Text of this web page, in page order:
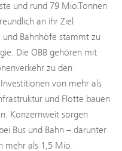
und rund 79 Mio.Tonnen
an ihr Ziel
Bahnhöfe stammt zu
Die ÖBB gehören mit
zu den
von mehr als
und Flotte bauen
Konzernweit sorgen
Bus und Bahn – darunter
mehr als 1,5 Mio.